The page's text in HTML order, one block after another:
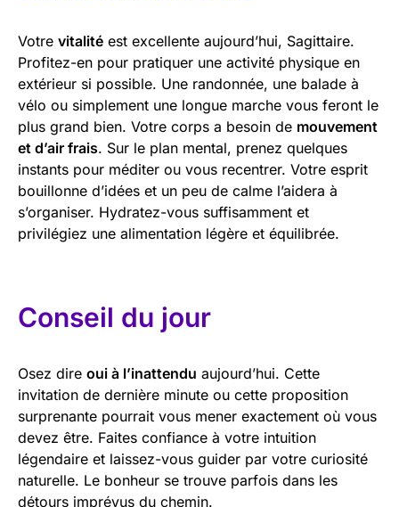
Votre vitalité est excellente aujourd’hui, Sagittaire.
Profitez-en pour pratiquer une activité physique en
extérieur si possible. Une randonnée, une balade à
vélo ou simplement une longue marche vous feront le
plus grand bien. Votre corps a besoin de mouvement
et d’air frais. Sur le plan mental, prenez quelques
instants pour méditer ou vous recentrer. Votre esprit
bouillonne d’idées et un peu de calme l’aidera à
s’organiser. Hydratez-vous suffisamment et
privilégiez une alimentation légère et équilibrée.
Conseil du jour
Osez dire oui à l’inattendu aujourd’hui. Cette
invitation de dernière minute ou cette proposition
surprenante pourrait vous mener exactement où vous
devez être. Faites confiance à votre intuition
légendaire et laissez-vous guider par votre curiosité
naturelle. Le bonheur se trouve parfois dans les
détours imprévus du chemin.